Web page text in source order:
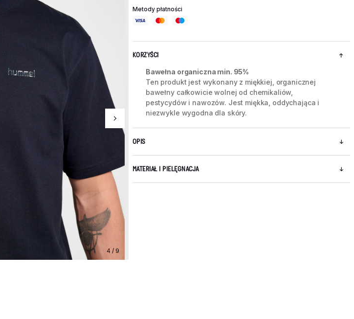
4 / 9
Metody płatności
KORZYŚCI
Bawełna organiczna min. 95%
Ten produkt jest wykonany z miękkiej, organicznej
bawełny całkowicie wolnej od chemikaliów,
pestycydów i nawozów. Jest miękka, oddychająca i
niezwykle wygodna dla skóry.
OPIS
MATERIAŁ I PIELĘGNACJA